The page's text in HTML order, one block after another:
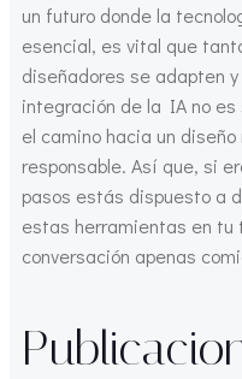
un futuro donde la
esencial, es vital que
diseñadores se adapten
integración de la IA no
el camino hacia un
responsable. Así que, si
pasos estás dispuesto a
estas herramientas en tu
conversación apenas